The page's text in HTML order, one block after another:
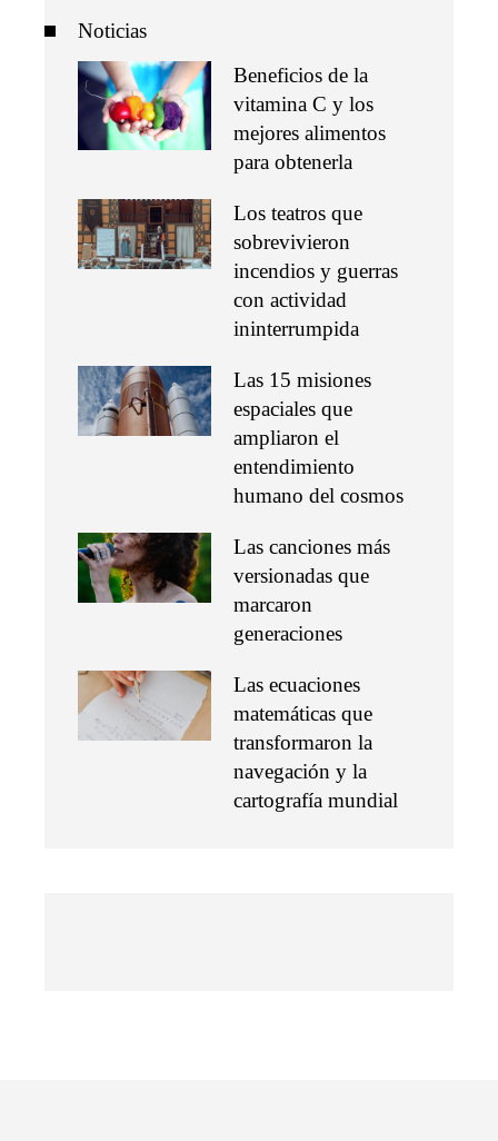
Noticias
Beneficios de la
vitamina C y los
mejores alimentos
para obtenerla
Los teatros que
sobrevivieron
incendios y guerras
con actividad
ininterrumpida
Las 15 misiones
espaciales que
ampliaron el
entendimiento
humano del cosmos
Las canciones más
versionadas que
marcaron
generaciones
Las ecuaciones
matemáticas que
transformaron la
navegación y la
cartografía mundial